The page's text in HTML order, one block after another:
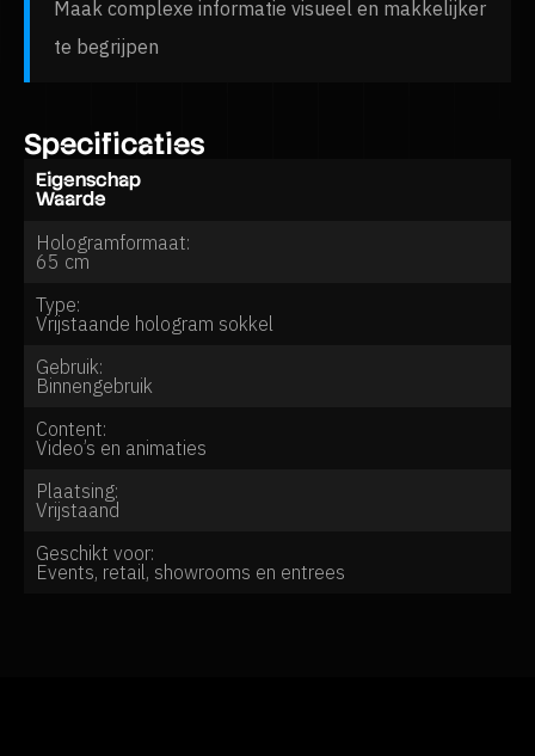
Maak complexe informatie visueel en makkelijker
te begrijpen
Specificaties
Eigenschap
Waarde
Hologramformaat:
65 cm
Type:
Vrijstaande hologram sokkel
Gebruik:
Binnengebruik
Content:
Video’s en animaties
Plaatsing:
Vrijstaand
Geschikt voor:
Events, retail, showrooms en entrees